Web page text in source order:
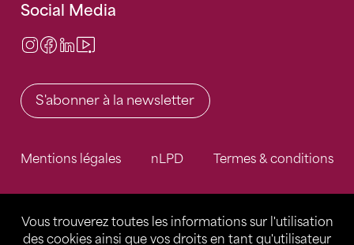
Vous trouverez toutes les informations sur l'utilisation
des cookies ainsi que vos droits en tant qu'utilisateur
Social Media
Instagram
Facebook
LinkedIn
S'abonner à la newsletter
Mentions légales nLPD Termes & conditions